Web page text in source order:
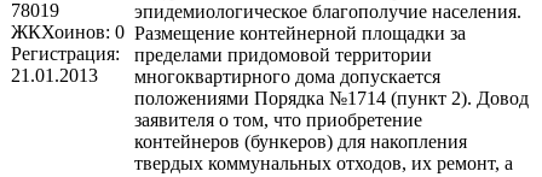
78019
ЖКХоинов: 0
Регистрация:
21.01.2013
эпидемиологическое благополучие населения.
Размещение контейнерной площадки за
пределами придомовой территории
многоквартирного дома допускается
положениями Порядка №1714 (пункт 2). Довод
заявителя о том, что приобретение
контейнеров (бункеров) для накопления
твердых коммунальных отходов, их ремонт, а